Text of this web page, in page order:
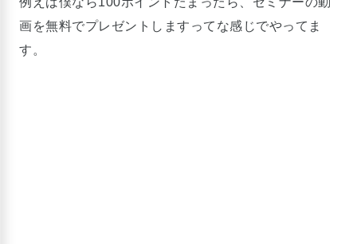
画を無料でプレゼントしますってな感じでやってま
す。